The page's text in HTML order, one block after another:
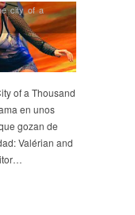
city of a
of a Thousand
en unos
gozan de
Valérian and